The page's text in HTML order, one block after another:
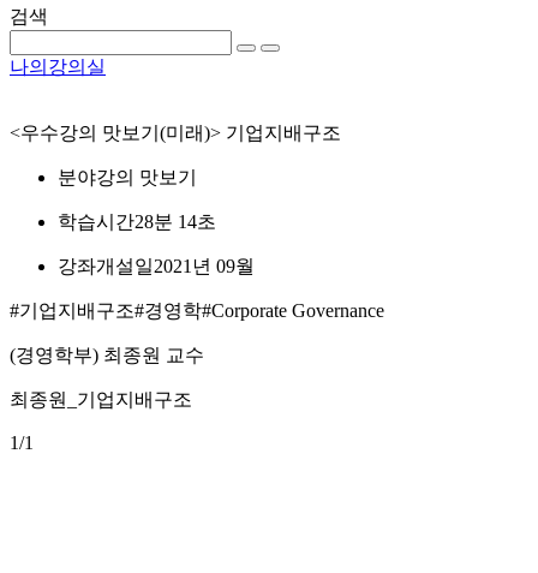
검색
나의강의실
<우수강의 맛보기(미래)> 기업지배구조
분야강의 맛보기
학습시간28분 14초
강좌개설일2021년 09월
#기업지배구조#경영학#Corporate Governance
(경영학부) 최종원 교수
최종원_기업지배구조
1/1